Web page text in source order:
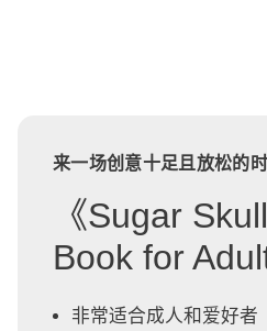
来一场创意十足且放松的
《Sugar
Book for
非常适合成人和爱好者